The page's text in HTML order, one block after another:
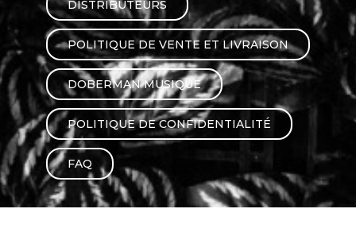
AUTRES PRODUITS
DISTRIBUTEURS
POLITIQUE DE VENTE ET LIVRAISON
DOBERMAN MUSIQUE
POLITIQUE DE CONFIDENTIALITÉ
FAQ